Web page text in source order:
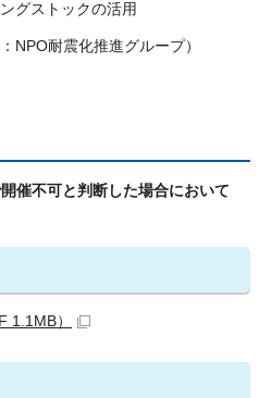
グストックの活用
NPO耐震化推進グループ）
催不可と判断した場合において
1.1MB）